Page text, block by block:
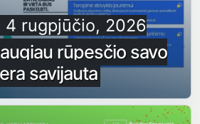
rugpjūčio, 2026
rūpesčio savo
savijauta